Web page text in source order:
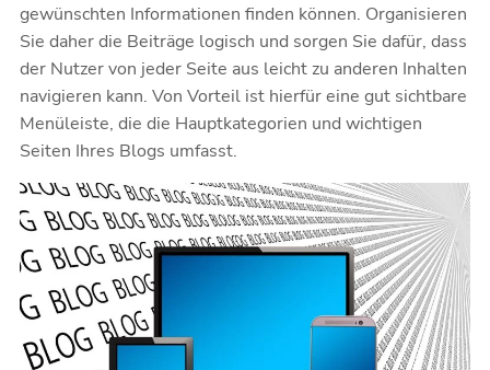
gewünschten Informationen finden können. Organisieren
Sie daher die Beiträge logisch und sorgen Sie dafür, dass
der Nutzer von jeder Seite aus leicht zu anderen Inhalten
navigieren kann. Von Vorteil ist hierfür eine gut sichtbare
Menüleiste, die die Hauptkategorien und wichtigen
Seiten Ihres Blogs umfasst.